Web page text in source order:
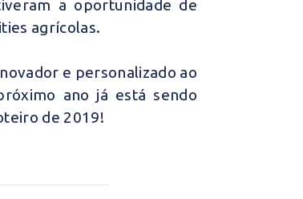
a oportunidade de
agrícolas.
e personalizado ao
ano já está sendo
de 2019!